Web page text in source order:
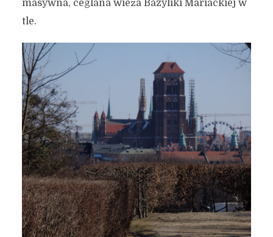
masywna, ceglana wieża Bazyliki Mariackiej w
tle.